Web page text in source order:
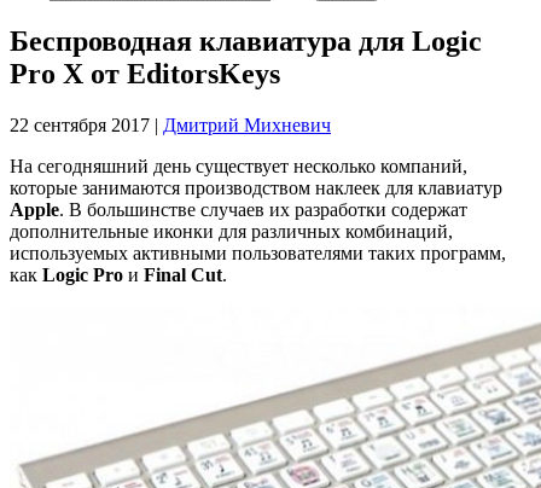
Беспроводная клавиатура для Logic
Pro X от EditorsKeys
22 сентября 2017 | Дмитрий Михневич
На сегодняшний день существует несколько компаний,
которые занимаются производством наклеек для клавиатур
Apple. В большинстве случаев их разработки содержат
дополнительные иконки для различных комбинаций,
используемых активными пользователями таких программ,
как Logic Pro и Final Cut.